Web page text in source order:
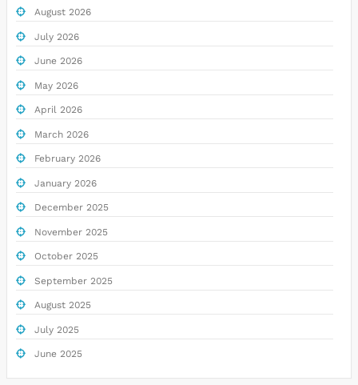
August 2026
July 2026
June 2026
May 2026
April 2026
March 2026
February 2026
January 2026
December 2025
November 2025
October 2025
September 2025
August 2025
July 2025
June 2025